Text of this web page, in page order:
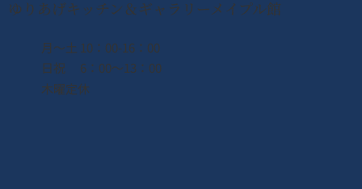
ゆりあげキッチン＆ギャラリーメイプル館
月〜土 10：00-16：00
日祝 6：00〜13：00
木曜定休